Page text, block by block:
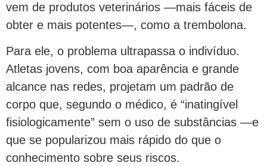
vem de produtos veterinários —mais fáceis de
obter e mais potentes—, como a trembolona.
Para ele, o problema ultrapassa o indivíduo.
Atletas jovens, com boa aparência e grande
alcance nas redes, projetam um padrão de
corpo que, segundo o médico, é “inatingível
fisiologicamente” sem o uso de substâncias —e
que se popularizou mais rápido do que o
conhecimento sobre seus riscos.